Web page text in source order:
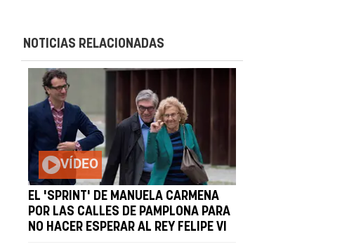
NOTICIAS RELACIONADAS
VÍDEO
EL 'SPRINT' DE MANUELA CARMENA
POR LAS CALLES DE PAMPLONA PARA
NO HACER ESPERAR AL REY FELIPE VI